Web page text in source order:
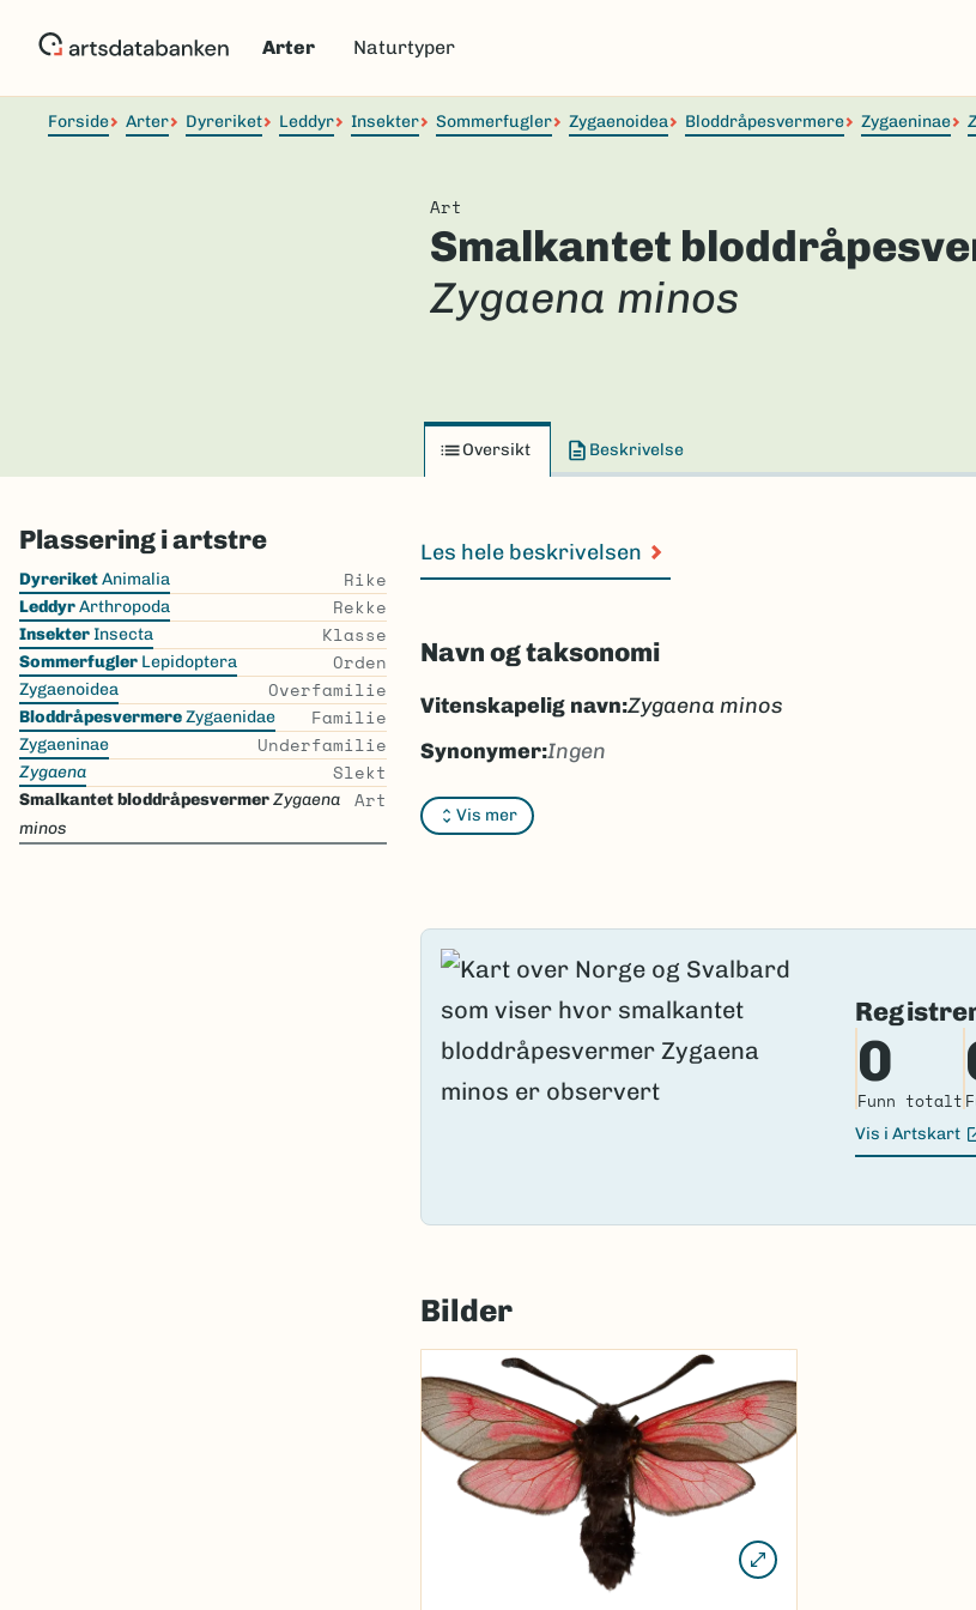
Arter Naturtyper
Forside Arter Dyreriket Leddyr Insekter Sommerfugler Zygaenoidea Bloddråpesvermere Zygaeninae
Art
Smalkantet
Zygaena minos
Oversikt Beskrivelse
Plassering i artstre
Skip
the
list
DyreriketAnimalia Rike
LeddyrArthropoda Rekke
InsekterInsecta Klasse
Sommerfugler Lepidoptera Orden
Zygaenoidea Overfamilie
BloddråpesvermereZygaenidae Familie
Zygaeninae Underfamilie
Zygaena Slekt
Smalkantet bloddråpesvermerZygaena
minos
Art
Les hele beskrivelsen
Navn og taksonomi
Vis mer
Vitenskapelig navn:Zygaena minos
Synonymer:Ingen
Bokmål:smalkantet bloddråpesvermer
Nynorsk:Ingen
Vitenskapelig navn ID:137357
Takson ID:95262
Gå til Nortaxa for flere detaljer
(Ekstern lenke)
0
Funn totalt
Vis i Artskart
(Ekstern lenke)
Bilder